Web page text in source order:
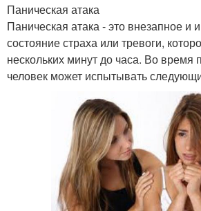
Паническая атака
Паническая атака - это внезапное и
состояние страха или тревоги,
нескольких минут до часа. Во время
человек может испытывать